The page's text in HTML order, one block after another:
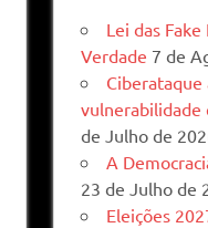
Lei das
Verdade 7 de
Ciberataque
vulnerabilidade
de Julho de
A
23 de Julho de
Eleições